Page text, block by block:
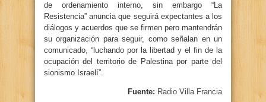
de ordenamiento interno, sin embargo “La
Resistencia” anuncia que seguirá expectantes a los
diálogos y acuerdos que se firmen pero mantendrán
su organización para seguir, como señalan en un
comunicado, “luchando por la libertad y el fin de la
ocupación del territorio de Palestina por parte del
sionismo Israelí”.
Fuente: Radio Villa Francia